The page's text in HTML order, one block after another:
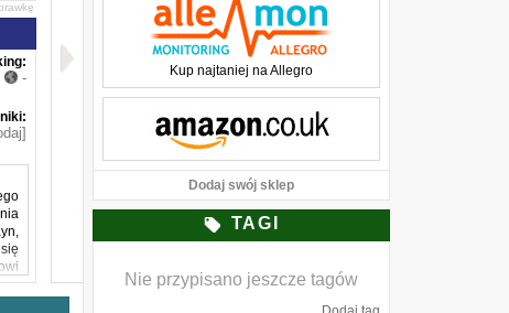
- Kup najtaniej na Allegro
Dodaj swój sklep
TAGI
Nie przypisano jeszcze tagów